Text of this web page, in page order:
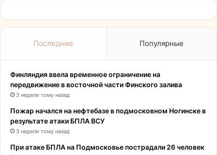
Последние Популярные
Финляндия ввела временное ограничение на
передвижение в восточной части Финского залива
3 недели тому назад
Пожар начался на нефтебазе в подмосковном Ногинске в
результате атаки БПЛА ВСУ
3 недели тому назад
При атаке БПЛА на Подмосковье пострадали 26 человек